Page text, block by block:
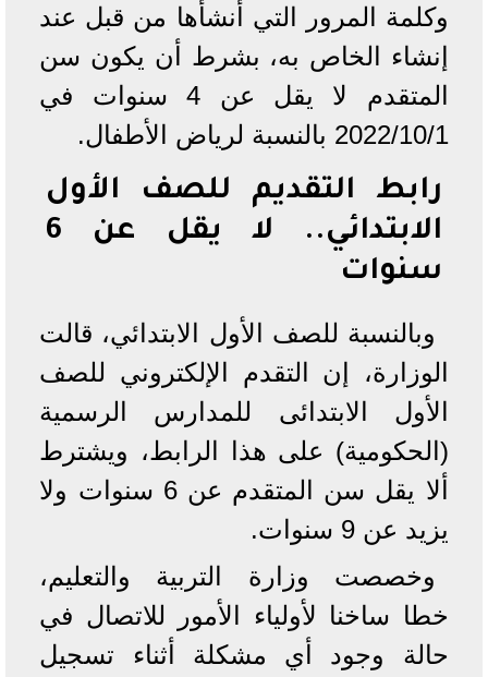
وكلمة المرور التي أنشأها من قبل عند
إنشاء الخاص به، بشرط أن يكون سن
المتقدم لا يقل عن 4 سنوات في
2022/10/1 بالنسبة لرياض الأطفال.
رابط التقديم للصف الأول
الابتدائي.. لا يقل عن 6
سنوات
وبالنسبة للصف الأول الابتدائي، قالت
الوزارة، إن التقدم الإلكتروني للصف
الأول الابتدائى للمدارس الرسمية
(الحكومية) على هذا الرابط، ويشترط
ألا يقل سن المتقدم عن 6 سنوات ولا
يزيد عن 9 سنوات.
وخصصت وزارة التربية والتعليم،
خطا ساخنا لأولياء الأمور للاتصال في
حالة وجود أي مشكلة أثناء تسجيل